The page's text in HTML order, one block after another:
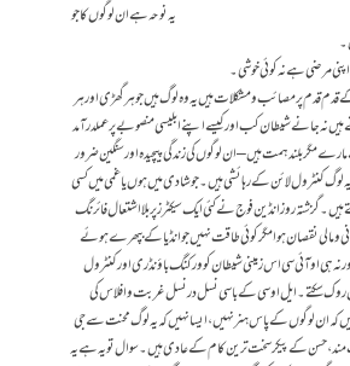
یہ نوحہ ہے ان لوگوں کا جو
مرضی ہے نہ کوئی خوشی۔
قدم قدم پر مصائب و مشکلات ہیں یہ وہ لوگ ہیں جو ہر گھڑی اور ہر
نہ جانے شیطان کب اور کیسے اپنے ابلیسی منصوبے پر عملدرآمد
مگر بلند ہمت ہیں – ان لوگوں کی زندگی پیچیدہ اور سنگین ضرور
لوگ کنٹرول لائن کے رہائشی ہیں۔ جو شادی میں ہو ں یا غمی میں کسی
روز انڈین فوج نے کئی ایک سیکٹرز پر بلااشتعال فائرنگ
و مالی نقصان ہوا مگر کوئی طاقت نہیں جو انڈیا کے بپھرے ہوئے
نہ ہی او آئی سی اس زمینی شیطان کو ورکنگ باؤنڈری اور کنٹرول
سکتے۔ ایل او سی کے باسی نسل در نسل غربت و افلاس کی
کہ ان لوگوں کے پاس ہنر نہیں، ایسا نہیں کہ یہ لوگ محنت سے جی
مند، حسن کے پیکر سخت ترین کام کے عادی ہیں۔ سوال تو یہ ہے یہ